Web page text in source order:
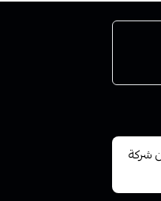
مي من شركة